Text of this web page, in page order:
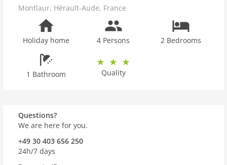
Montlaur, Hérault-Aude, France
Holiday home 4 Persons 2 Bedrooms
1 Bathroom Quality
Questions?
We are here for you.
+49 30 403 656 250
24h/7 days